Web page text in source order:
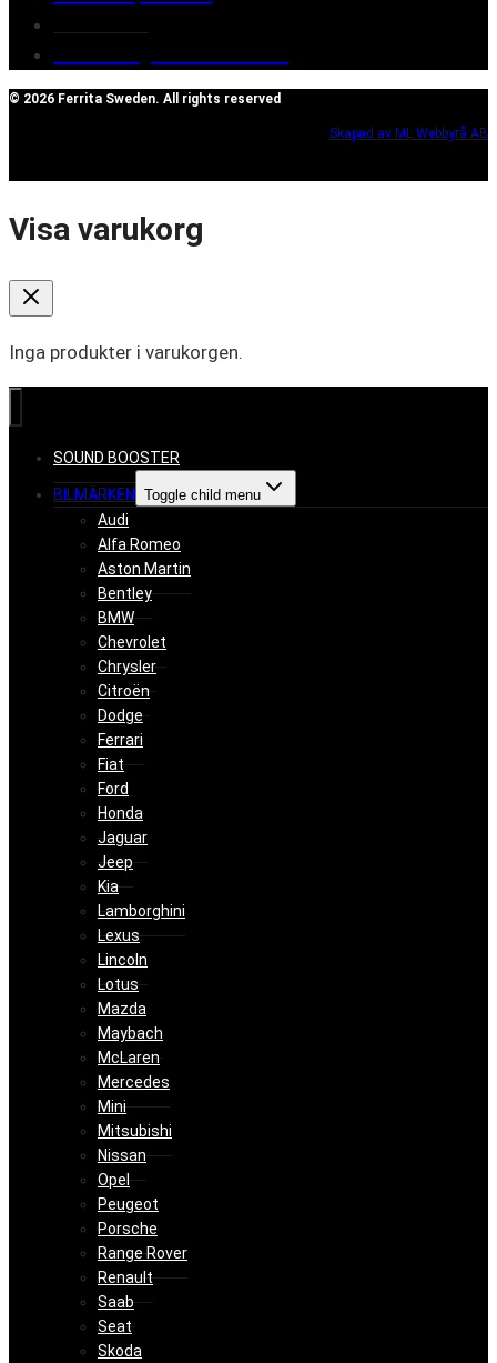
© 2026 Ferrita Sweden. All rights reserved
Skapad av ML Webbyrå AB
Visa varukorg
Inga produkter i varukorgen.
SOUND BOOSTER
BILMÄRKEN Toggle child menu
Audi
Alfa Romeo
Aston Martin
Bentley
BMW
Chevrolet
Chrysler
Citroën
Dodge
Ferrari
Fiat
Ford
Honda
Jaguar
Jeep
Kia
Lamborghini
Lexus
Lincoln
Lotus
Mazda
Maybach
McLaren
Mercedes
Mini
Mitsubishi
Nissan
Opel
Peugeot
Porsche
Range Rover
Renault
Saab
Seat
Skoda